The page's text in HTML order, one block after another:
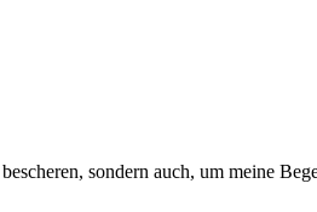
sondern auch, um meine